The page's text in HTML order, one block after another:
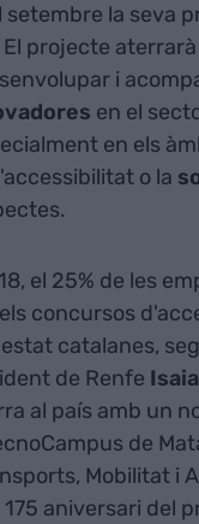
setembre la seva
projecte
i
en el
en els
o la
el 25% de les
concursos
catalanes,
de Renfe
al país amb un
de
Mobilitat i
aniversari del